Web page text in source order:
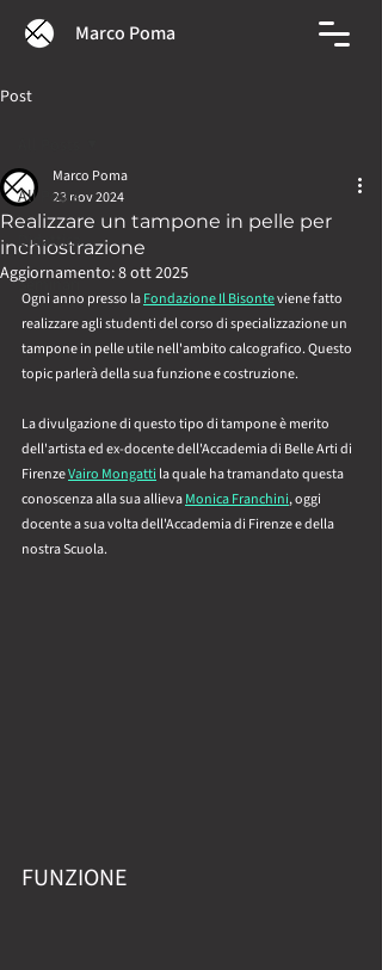
Marco Poma
Post
All Posts
Didattica
Seminari
Realizzare un tampone in pelle per
inchiostrazione
Marco Poma
23 nov 2024
Aggiornamento:8 ott 2025
Ogni anno presso la Fondazione Il Bisonte viene fatto
realizzare agli studenti del corso di specializzazione un
tampone in pelle utile nell'ambito calcografico. Questo
topic parlerà della sua funzione e costruzione.
La divulgazione di questo tipo di tampone è merito
dell'artista ed ex-docente dell'Accademia di Belle Arti di
Firenze Vairo Mongatti la quale ha tramandato questa
conoscenza alla sua allieva Monica Franchini, oggi
docente a sua volta dell'Accademia di Firenze e della
nostra Scuola.
FUNZIONE